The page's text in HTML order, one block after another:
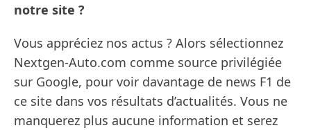
notre site ?
Vous appréciez nos actus ? Alors sélectionnez
Nextgen-Auto.com comme source privilégiée
sur Google, pour voir davantage de news F1 de
ce site dans vos résultats d’actualités. Vous ne
manquerez plus aucune information et serez